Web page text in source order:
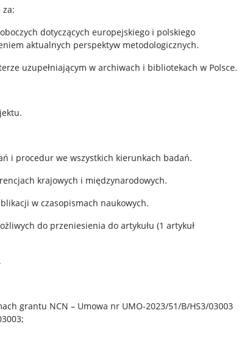
dotyczących europejskiego i polskiego
aktualnych perspektyw metodologicznych.
uzupełniającym w archiwach i bibliotekach w Polsce.
i procedur we wszystkich kierunkach badań.
krajowych i międzynarodowych.
w czasopismach naukowych.
do przeniesienia do artykułu (1 artykuł
grantu NCN – Umowa nr UMO-2023/51/B/HS3/03003